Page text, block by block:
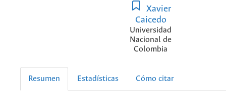
Xavier
Caicedo
Universidad
Nacional de
Colombia
Resumen Estadísticas Cómo citar